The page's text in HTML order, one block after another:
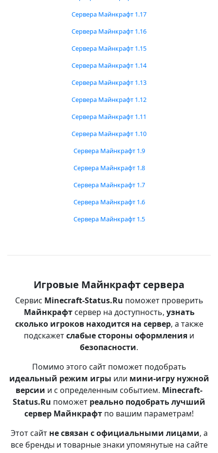
Сервера Майнкрафт 1.17
Сервера Майнкрафт 1.16
Сервера Майнкрафт 1.15
Сервера Майнкрафт 1.14
Сервера Майнкрафт 1.13
Сервера Майнкрафт 1.12
Сервера Майнкрафт 1.11
Сервера Майнкрафт 1.10
Сервера Майнкрафт 1.9
Сервера Майнкрафт 1.8
Сервера Майнкрафт 1.7
Сервера Майнкрафт 1.6
Сервера Майнкрафт 1.5
Игровые Майнкрафт сервера
Сервис Minecraft-Status.Ru поможет проверить
Майнкрафтсервер на доступность, узнать
сколько игроков находится на сервер, а также
подскажетслабые стороны оформления и
безопасности.
Помимо этого сайт поможет подобрать
идеальный режим игры или мини-игру нужной
версии и с определенным событием. Minecraft-
Status.Ru поможет реально подобрать лучший
сервер Майнкрафт по вашим параметрам!
Этот сайт не связан с официальными лицами, а
все бренды и товарные знаки упомянутые на сайте